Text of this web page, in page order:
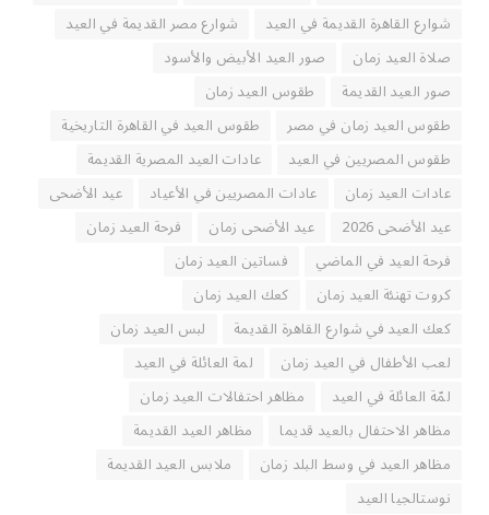
شوارع القاهرة القديمة في العيد
شوارع مصر القديمة في العيد
صلاة العيد زمان
صور العيد الأبيض والأسود
صور العيد القديمة
طقوس العيد زمان
طقوس العيد زمان في مصر
طقوس العيد في القاهرة التاريخية
طقوس المصريين في العيد
عادات العيد المصرية القديمة
عادات العيد زمان
عادات المصريين في الأعياد
عيد الأضحى
عيد الأضحى 2026
عيد الأضحى زمان
فرحة العيد زمان
فرحة العيد في الماضي
فساتين العيد زمان
كروت تهنئة العيد زمان
كعك العيد زمان
كعك العيد في شوارع القاهرة القديمة
لبس العيد زمان
لعب الأطفال في العيد زمان
لمة العائلة في العيد
لمّة العائلة في العيد
مظاهر احتفالات العيد زمان
مظاهر الاحتفال بالعيد قديما
مظاهر العيد القديمة
مظاهر العيد في وسط البلد زمان
ملابس العيد القديمة
نوستالجيا العيد